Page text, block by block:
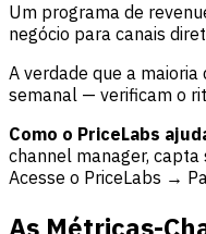
Um programa de
negócio para canais
A verdade que a
semanal — verificam o
Como o PriceLabs
channel manager,
Acesse o PriceLabs →